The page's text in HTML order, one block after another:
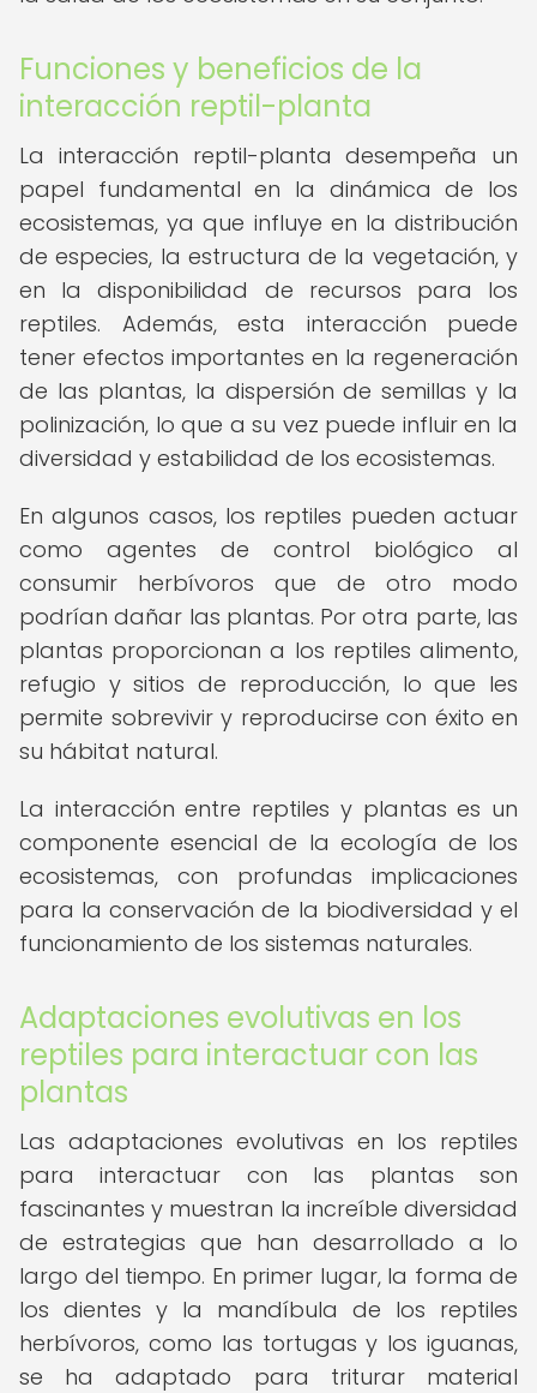
Funciones y beneficios de la
interacción reptil-planta
La interacción reptil-planta desempeña un
papel fundamental en la dinámica de los
ecosistemas, ya que influye en la distribución
de especies, la estructura de la vegetación, y
en la disponibilidad de recursos para los
reptiles. Además, esta interacción puede
tener efectos importantes en la regeneración
de las plantas, la dispersión de semillas y la
polinización, lo que a su vez puede influir en la
diversidad y estabilidad de los ecosistemas.
En algunos casos, los reptiles pueden actuar
como agentes de control biológico al
consumir herbívoros que de otro modo
podrían dañar las plantas. Por otra parte, las
plantas proporcionan a los reptiles alimento,
refugio y sitios de reproducción, lo que les
permite sobrevivir y reproducirse con éxito en
su hábitat natural.
La interacción entre reptiles y plantas es un
componente esencial de la ecología de los
ecosistemas, con profundas implicaciones
para la conservación de la biodiversidad y el
funcionamiento de los sistemas naturales.
Adaptaciones evolutivas en los
reptiles para interactuar con las
plantas
Las adaptaciones evolutivas en los reptiles
para interactuar con las plantas son
fascinantes y muestran la increíble diversidad
de estrategias que han desarrollado a lo
largo del tiempo. En primer lugar, la forma de
los dientes y la mandíbula de los reptiles
herbívoros, como las tortugas y los iguanas,
se ha adaptado para triturar material